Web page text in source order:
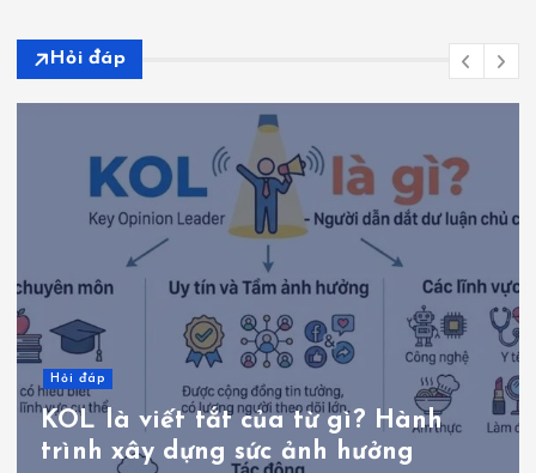
Hỏi đáp
tắt của từ gì? Hành
sức ảnh hưởng
Hỏi đáp
Bé 10kg